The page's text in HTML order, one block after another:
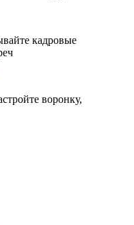
кадровые
воронку,